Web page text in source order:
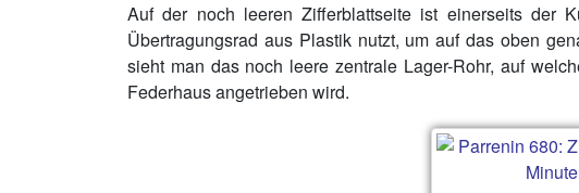
Auf der noch leeren Zifferblattseite ist einerseits der
Übertragungsrad aus Plastik nutzt, um auf das oben
sieht man das noch leere zentrale Lager-Rohr, auf
Federhaus angetrieben wird.